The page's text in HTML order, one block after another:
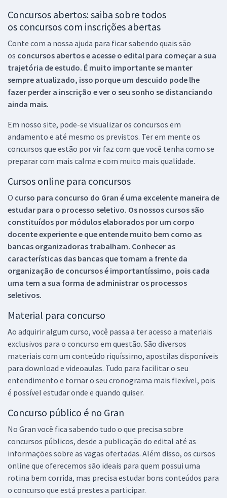
Concursos abertos: saiba sobre todos
os concursos com inscrições abertas
Conte com a nossa ajuda para ficar sabendo quais são
os concursos abertos e acesse o edital para começar a sua
trajetória de estudo. É muito importante se manter
sempre atualizado, isso porque um descuido pode lhe
fazer perder a inscrição e ver o seu sonho se distanciando
ainda mais.
Em nosso site, pode-se visualizar os concursos em
andamento e até mesmo os previstos. Ter em mente os
concursos que estão por vir faz com que você tenha como se
preparar com mais calma e com muito mais qualidade.
Cursos online para concursos
O curso para concurso do Gran é uma excelente maneira de
estudar para o processo seletivo. Os nossos cursos são
constituídos por módulos elaborados por um corpo
docente experiente e que entende muito bem como as
bancas organizadoras trabalham. Conhecer as
características das bancas que tomam a frente da
organização de concursos é importantíssimo, pois cada
uma tem a sua forma de administrar os processos
seletivos.
Material para concurso
Ao adquirir algum curso, você passa a ter acesso a materiais
exclusivos para o concurso em questão. São diversos
materiais com um conteúdo riquíssimo, apostilas disponíveis
para download e videoaulas. Tudo para facilitar o seu
entendimento e tornar o seu cronograma mais flexível, pois
é possível estudar onde e quando quiser.
Concurso público é no Gran
No Gran você fica sabendo tudo o que precisa sobre
concursos públicos, desde a publicação do edital até as
informações sobre as vagas ofertadas. Além disso, os cursos
online que oferecemos são ideais para quem possui uma
rotina bem corrida, mas precisa estudar bons conteúdos para
o concurso que está prestes a participar.